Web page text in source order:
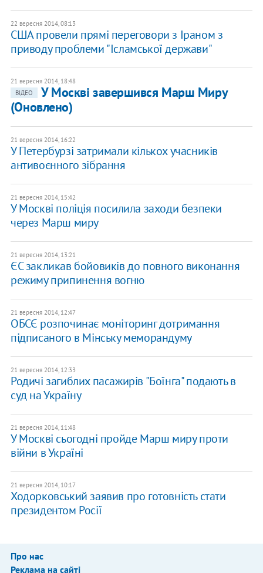
22 вересня 2014, 08:13
США провели прямі переговори з Іраном з
приводу проблеми "Ісламської держави"
21 вересня 2014, 18:48
ВІДЕО
У Москві завершився Марш Миру
(Оновлено)
21 вересня 2014, 16:22
У Петербурзі затримали кількох учасників
антивоєнного зібрання
21 вересня 2014, 15:42
У Москві поліція посилила заходи безпеки
через Марш миру
21 вересня 2014, 13:21
ЄС закликав бойовиків до повного виконання
режиму припинення вогню
21 вересня 2014, 12:47
ОБСЄ розпочинає моніторинг дотримання
підписаного в Мінську меморандуму
21 вересня 2014, 12:33
Родичі загиблих пасажирів "Боїнга" подають в
суд на Україну
21 вересня 2014, 11:48
У Москві сьогодні пройде Марш миру проти
війни в Україні
21 вересня 2014, 10:17
Ходорковський заявив про готовність стати
президентом Росії
Про нас
Реклама на сайті